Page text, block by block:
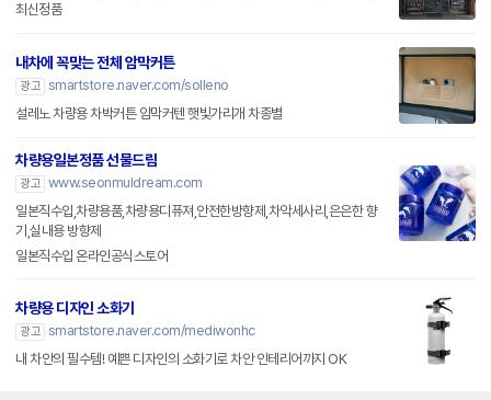
최신정품
내차에 꼭맞는 전체 암막커튼
광고 smartstore.naver.com/solleno
설레노 차량용 차박커튼 암막커텐 햇빛가리개 차종별
차량용일본정품 선물드림
광고 www.seonmuldream.com
일본직수입,차량용품,차량용디퓨져,안전한방향제,차악세사리,은은한 향
기,실내용 방향제
일본직수입 온라인공식스토어
차량용 디자인 소화기
광고 smartstore.naver.com/mediwonhc
내 차안의 필수템! 예쁜 디자인의 소화기로 차안 인테리어까지 OK